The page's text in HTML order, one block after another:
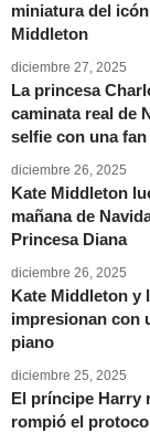
miniatura del
Middleton
diciembre 27, 2025
La princesa
caminata real de
selfie con una fan
diciembre 26, 2025
Kate Middleton
mañana de
Princesa Diana
diciembre 26, 2025
Kate Middleton y
impresionan con
piano
diciembre 25, 2025
El príncipe Harry
rompió el